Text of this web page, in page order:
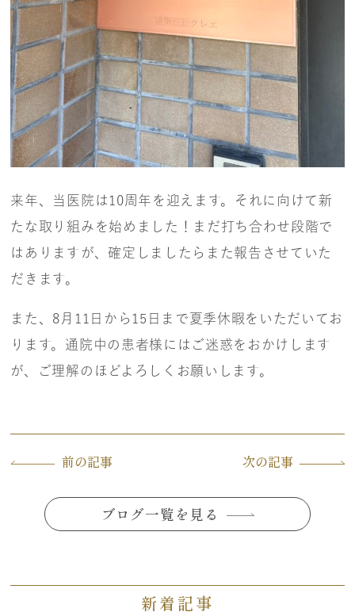
来年、当医院は10周年を迎えます。それに向けて新
たな取り組みを始めました！まだ打ち合わせ段階で
はありますが、確定しましたらまた報告させていた
だきます。
また、8月11日から15日まで夏季休暇をいただいてお
ります。通院中の患者様にはご迷惑をおかけします
が、ご理解のほどよろしくお願いします。
前の記事 次の記事
ブログ一覧を見る
新着記事